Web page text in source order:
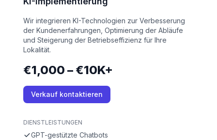
Wir integrieren KI-Technologien zur Verbesserung
der Kundenerfahrungen, Optimierung der Abläufe
und Steigerung der Betriebseffizienz für Ihre
Lokalität.
€1,000 – €10K+
Verkauf kontaktieren
DIENSTLEISTUNGEN
GPT-gestützte Chatbots